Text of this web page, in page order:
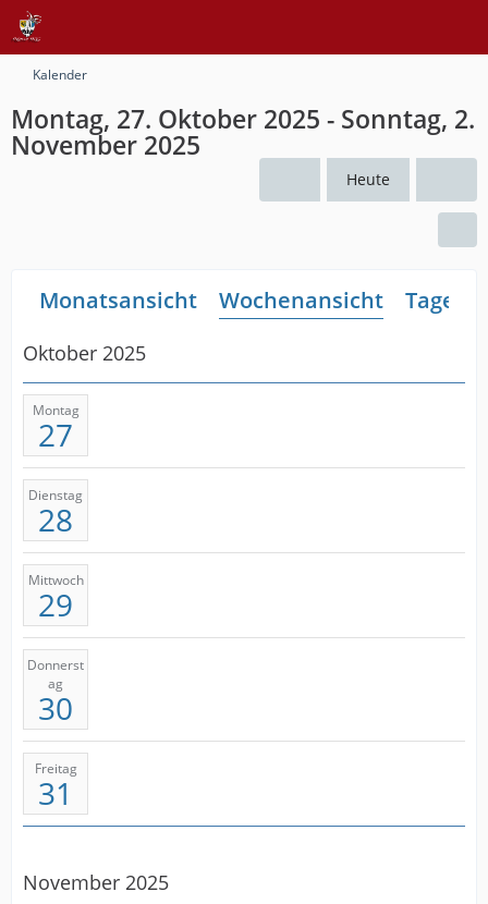
Kalender
Montag, 27. Oktober 2025 - Sonntag, 2.
November 2025
Heute
Monatsansicht Wochenansicht
Oktober 2025
Montag
27
Dienstag
28
Mittwoch
29
Donnerst
ag
30
Freitag
31
November 2025